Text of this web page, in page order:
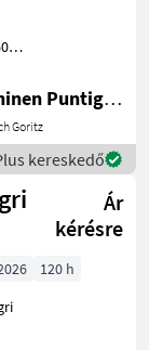
Baumaschinen Puntigam GmbH
Goritz
kereskedő
Ár
kérésre
120 h